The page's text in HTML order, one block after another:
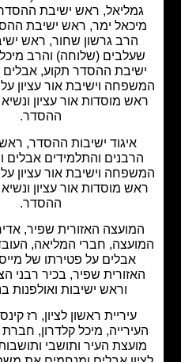
ראש ישיבת ההסדר שילה,
ימר, ראש ישיבת ההסדר
הרב גרשון שחור, ראש ישיבת
(שלוחה) והרב מיכל
ההסדר תקוע, אבלים
וישיבת אור עציון על פטירת
מוסדות אור עציון ונשיא איגוד
איגוד ישיבות ההסדר, ראשי
והתלמידים אבלים
וישיבת אור עציון על פטירת
מוסדות אור עציון ונשיא איגוד
האזורית שפיר, אדיר
חברי המליאה, העובדים
אבלים על פטירתו של מייסד
שפיר, בכיר רבני הציונות
וראש ישיבות ואולפנות בני
עיריית ראשון לציון, רז קינסטליך,
מיכל קלדרון, חברת מועצת
העיר ותושבי ותושבות העיר